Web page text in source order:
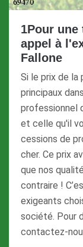
1Pour
appel à
Fallone
Si le prix de la
principaux
professionnel
et celle qu'il
cessions de
cher. Ce prix
que nos
contraire !
exigeants
société. Pour
contactez-